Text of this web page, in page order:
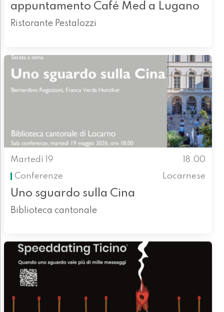
appuntamento Café Med a Lugano
Ristorante Pestalozzi
Martedì 19
18.00
Conferenze
Locarnese
Uno sguardo sulla Cina
Biblioteca cantonale